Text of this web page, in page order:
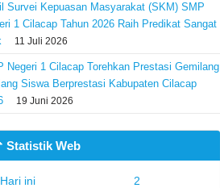
Survei Kepuasan Masyarakat (SKM) SMP
1 Cilacap Tahun 2026 Raih Predikat Sangat
11 Juli 2026
Negeri 1 Cilacap Torehkan Prestasi Gemilang
Siswa Berprestasi Kabupaten Cilacap
19 Juni 2026
Statistik Web
Hari ini
2